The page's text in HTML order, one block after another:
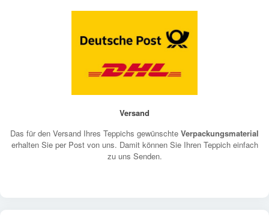
Versand
Das für den Versand Ihres Teppichs gewünschte Verpackungsmaterial
erhalten Sie per Post von uns. Damit können Sie Ihren Teppich einfach
zu uns Senden.